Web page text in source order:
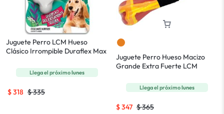
Juguete Perro LCM Hueso
Clásico Irrompible Duraflex Max
Llega el próximolunes
$335
$318
Juguete Perro Hueso Macizo
Grande Extra Fuerte LCM
Llega el próximolunes
$365
$347